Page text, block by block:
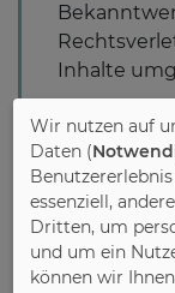
Inhalte
Haftung für
Unser
Webseiten
keinen
für diese
Gewähr
Wir nutzen auf
Daten (
essenziell,
Dritten, um
und um ein
können wir